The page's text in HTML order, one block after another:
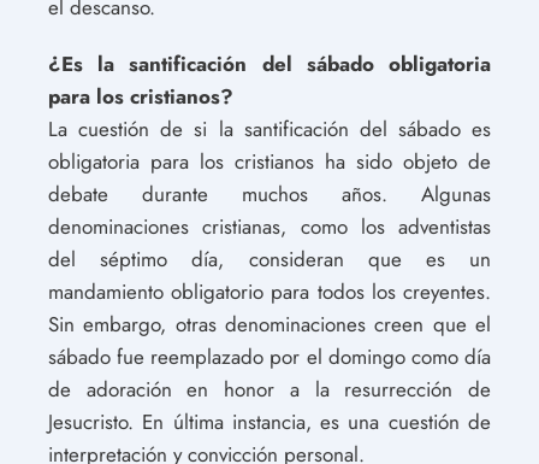
el descanso.
¿Es la santificación del sábado obligatoria
para los cristianos?
La cuestión de si la santificación del sábado es
obligatoria para los cristianos ha sido objeto de
debate durante muchos años. Algunas
denominaciones cristianas, como los adventistas
del séptimo día, consideran que es un
mandamiento obligatorio para todos los creyentes.
Sin embargo, otras denominaciones creen que el
sábado fue reemplazado por el domingo como día
de adoración en honor a la resurrección de
Jesucristo. En última instancia, es una cuestión de
interpretación y convicción personal.